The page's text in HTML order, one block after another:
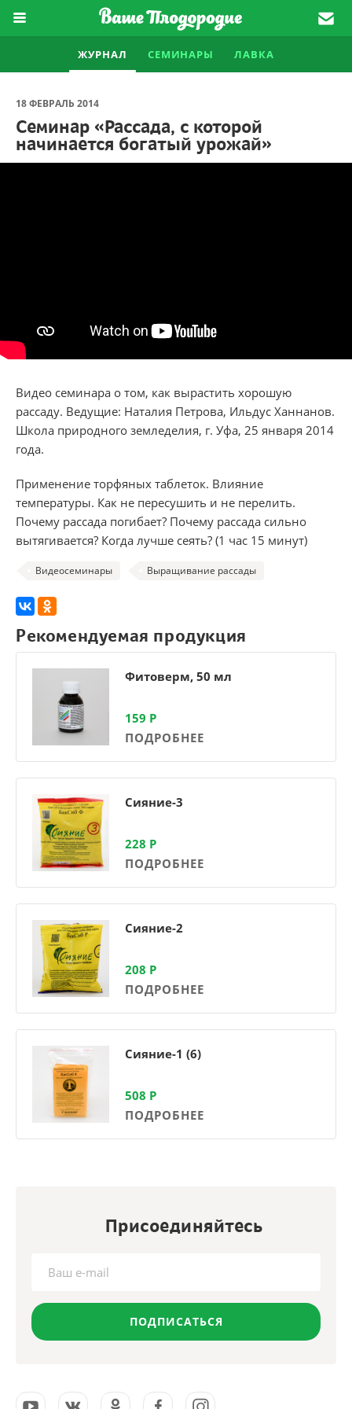
ЖУРНАЛ СЕМИНАРЫ ЛАВКА
18 ФЕВРАЛЬ 2014
Семинар «Рассада, с которой
начинается богатый урожай»
Видео семинара о том, как вырастить хорошую
рассаду. Ведущие: Наталия Петрова, Ильдус Ханнанов.
Школа природного земледелия, г. Уфа, 25 января 2014
года.
Применение торфяных таблеток. Влияние
температуры. Как не пересушить и не перелить.
Почему рассада погибает? Почему рассада сильно
вытягивается? Когда лучше сеять? (1 час 15 минут)
Видеосеминары Выращивание рассады
Рекомендуемая продукция
Фитоверм, 50 мл
159 Р
ПОДРОБНЕЕ
Сияние-3
228 Р
ПОДРОБНЕЕ
Сияние-2
208 Р
ПОДРОБНЕЕ
Сияние-1 (6)
508 Р
ПОДРОБНЕЕ
Присоединяйтесь
ПОДПИСАТЬСЯ